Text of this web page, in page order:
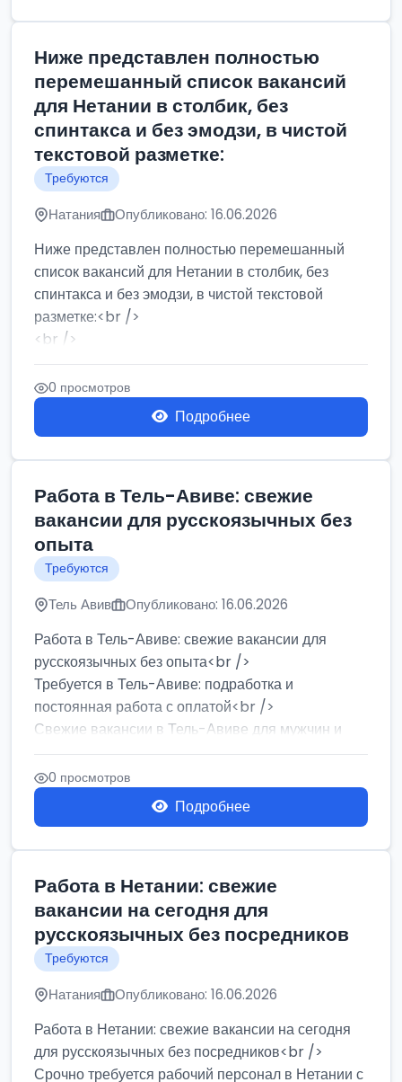
Ниже представлен полностью
перемешанный список вакансий
для Нетании в столбик, без
спинтакса и без эмодзи, в чистой
текстовой разметке:
Требуются
Натания Опубликовано: 16.06.2026
Ниже представлен полностью перемешанный
список вакансий для Нетании в столбик, без
спинтакса и без эмодзи, в чистой текстовой
разметке:<br />
<br />
Работа в Нетании на мебельном производстве:
требу...
0 просмотров
Подробнее
Работа в Тель-Авиве: свежие
вакансии для русскоязычных без
опыта
Требуются
Тель Авив Опубликовано: 16.06.2026
Работа в Тель-Авиве: свежие вакансии для
русскоязычных без опыта<br />
Требуется в Тель-Авиве: подработка и
постоянная работа с оплатой<br />
Свежие вакансии в Тель-Авиве для мужчин и
женщин от хозя...
0 просмотров
Подробнее
Работа в Нетании: свежие
вакансии на сегодня для
русскоязычных без посредников
Требуются
Натания Опубликовано: 16.06.2026
Работа в Нетании: свежие вакансии на сегодня
для русскоязычных без посредников<br />
Срочно требуется рабочий персонал в Нетании с